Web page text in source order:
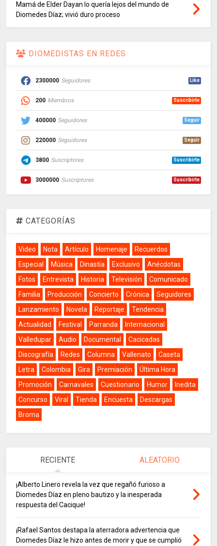
Mamá de Elder Dayan lo quería lejos del mundo de
Diomedes Díaz; vivió duro proceso
DIOMEDISTAS EN REDES
2300000 Seguidores Like
200 Miembros Suscribirte
400000 Seguidores Seguir
220000 Seguidores Seguir
3800 Suscriptores Suscribirte
3000000 Suscriptores Suscribirte
CATEGORÍAS
Video Nota Artículo Homenaje
Recuerdos
Especial
Música Dinastía Exclusivo
Anécdotas
Fotos
Entrevista Historia Televisión
Comunicado
Familia
Producción Concierto Crónica
Seguidores
Lanzamiento
Novela Reportaje
Tendencia
Actualidad
Festival Parranda
Internacional
Valledupar
Audio Documental
Cacicadas
Discografía
Redes Columna Vallenato
Caseta
Letra
Colombia Gira Premiación
Última Hora
Promoción
Carnavales Cuestionario Humor
Inedita
Concurso
Viral Tienda Encuesta
Descargas
Broma
RECIENTE ALEATORIO
¡Alberto Linero revela la vez que regañó furioso a
Diomedes Díaz en pleno bautizo y la inesperada
respuesta del Cacique!
¡Rafael Santos destapa la aterradora advertencia que
Diomedes Díaz le hizo antes de morir y que se cumplió